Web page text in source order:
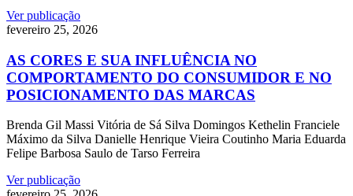
Ver publicação
fevereiro 25, 2026
AS CORES E SUA INFLUÊNCIA NO
COMPORTAMENTO DO CONSUMIDOR E NO
POSICIONAMENTO DAS MARCAS
Brenda Gil Massi Vitória de Sá Silva Domingos Kethelin Franciele
Máximo da Silva Danielle Henrique Vieira Coutinho Maria Eduarda
Felipe Barbosa Saulo de Tarso Ferreira
Ver publicação